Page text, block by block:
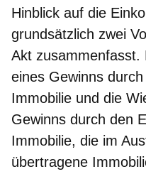
Hinblick auf die
grundsätzlich zwei
Akt zusammenfasst.
eines Gewinns
Immobilie und die
Gewinns durch den
Immobilie, die im
übertragene